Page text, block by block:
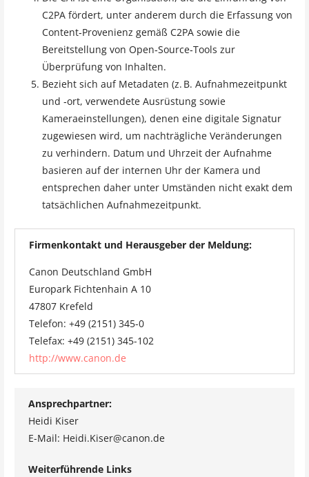
C2PA fördert, unter anderem durch die Erfassung von
Content‑Provenienz gemäß C2PA sowie die
Bereitstellung von Open‑Source‑Tools zur
Überprüfung von Inhalten.
Bezieht sich auf Metadaten (z. B. Aufnahmezeitpunkt
und ‑ort, verwendete Ausrüstung sowie
Kameraeinstellungen), denen eine digitale Signatur
zugewiesen wird, um nachträgliche Veränderungen
zu verhindern. Datum und Uhrzeit der Aufnahme
basieren auf der internen Uhr der Kamera und
entsprechen daher unter Umständen nicht exakt dem
tatsächlichen Aufnahmezeitpunkt.
Firmenkontakt und Herausgeber der Meldung:
Canon Deutschland GmbH
Europark Fichtenhain A 10
47807 Krefeld
Telefon: +49 (2151) 345-0
Telefax: +49 (2151) 345-102
http://www.canon.de
Ansprechpartner:
Heidi Kiser
E-Mail: Heidi.Kiser@canon.de
Weiterführende Links